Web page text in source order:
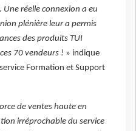
Une réelle connexion a eu
plénière leur a permis
des produits TUI
70 vendeurs ! » indique
Formation et Support
de ventes haute en
irréprochable du service